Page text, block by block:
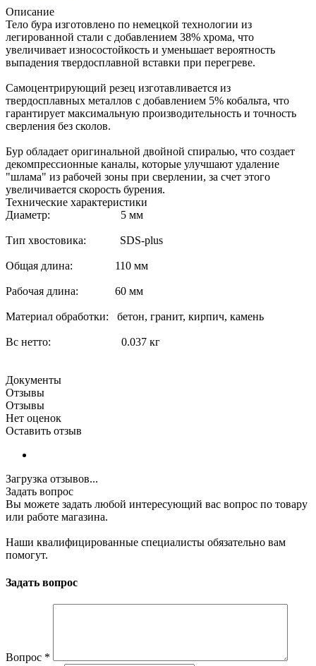
Описание
Тело бура изготовлено по немецкой технологии из
легированной стали с добавлением 38% хрома, что
увеличивает износостойкость и уменьшает вероятность
выпадения твердосплавной вставки при перегреве.
Самоцентрирующий резец изготавливается из
твердосплавных металлов с добавлением 5% кобальта, что
гарантирует максимальную производительность и точность
сверления без сколов.
Бур обладает оригинальной двойной спиралью, что создает
декомпрессионные каналы, которые улучшают удаление
"шлама" из рабочей зоны при сверлении, за счет этого
увеличивается скорость бурения.
Технические характеристики
Диаметр: 5 мм
Тип хвостовика: SDS-plus
Общая длина: 110 мм
Рабочая длина: 60 мм
Материал обработки: бетон, гранит, кирпич, камень
Вс нетто: 0.037 кг
Документы
Отзывы
Отзывы
Нет оценок
Оставить отзыв
Загрузка отзывов...
Задать вопрос
Вы можете задать любой интересующий вас вопрос по товару
или работе магазина.
Наши квалифицированные специалисты обязательно вам
помогут.
Задать вопрос
Вопрос *